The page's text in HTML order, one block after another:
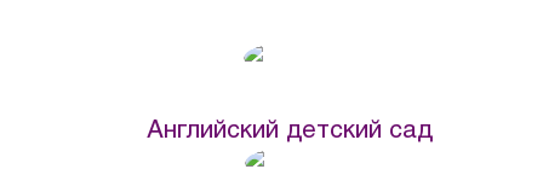
Английский детский сад